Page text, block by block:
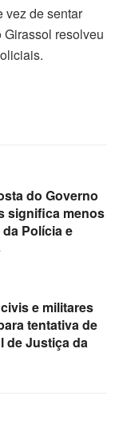
vez de sentar
resolveu
do Governo
significa menos
Polícia e
e militares
tentativa de
de Justiça da